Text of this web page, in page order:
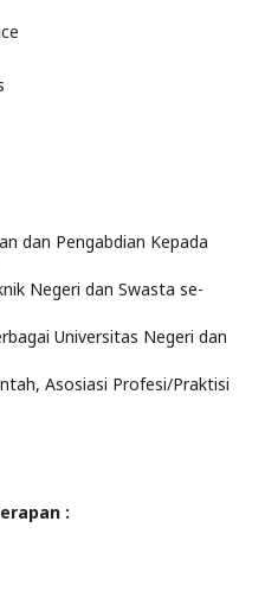
dan Pengabdian Kepada
Negeri dan Swasta se-
Universitas Negeri dan
Asosiasi Profesi/Praktisi
: